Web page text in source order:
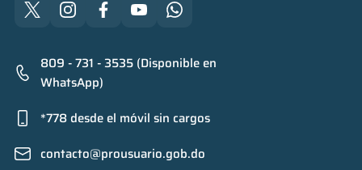
809 - 731 - 3535 (Disponible en
WhatsApp)
*778 desde el móvil sin cargos
contacto@prousuario.gob.do